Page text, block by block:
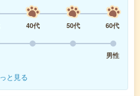
40代 50代
60代
男性
と見る